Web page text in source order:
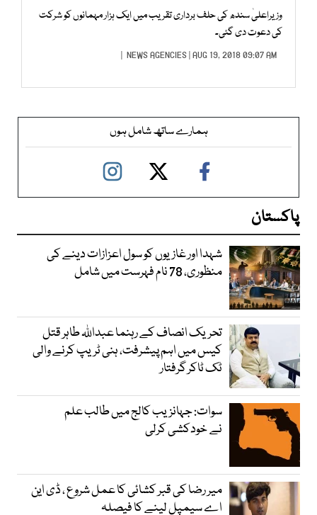
وزیراعلیٰ سندھ کی حلف برداری تقریب میں ایک ہزار مہمانوں کو شرکت
کی دعوت دی گئی۔
NEWS AGENCIES| AUG 19, 2018 09:07 AM |
ہمارے ساتھ شامل ہوں
پاکستان
شہدا اور غازیوں کو سول اعزازات دینے کی
منظوری، 78 نام فہرست میں شامل
تحریک انصاف کے رہنما عبداللہ طاہر قتل
کیس میں اہم پیشرفت، ہنی ٹریپ کرنے والی
ٹک ٹاکر گرفتار
سوات: جہانزیب کالج میں طالب علم
نے خودکشی کرلی
میر رضا کی قبر کشائی کا عمل شروع ، ڈی این
اے سیمپل لینے کا فیصلہ